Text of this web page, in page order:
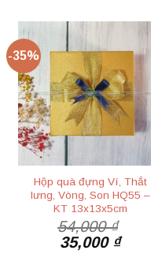
-35%
Hộp quà đựng Ví, Thắt
lưng, Vòng, Son HQ55 –
KT 13x13x5cm
54,000₫
Giá
35,000 ₫Giá